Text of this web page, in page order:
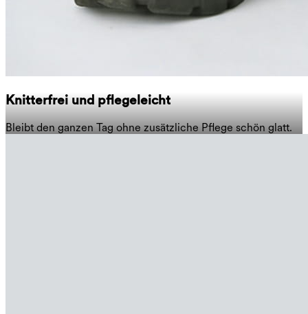
Knitterfrei und pflegeleicht
Bleibt den ganzen Tag ohne zusätzliche Pflege schön glatt.